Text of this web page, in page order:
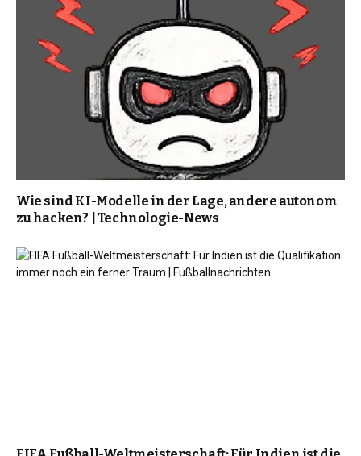
Wie sind KI-Modelle in der Lage, andere autonom
zu hacken? | Technologie-News